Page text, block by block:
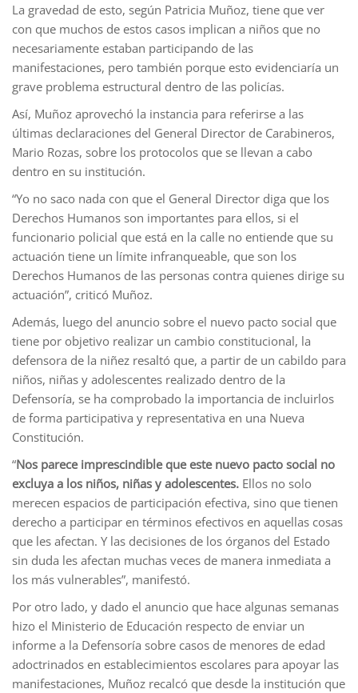
La gravedad de esto, según Patricia Muñoz, tiene que ver
con que muchos de estos casos implican a niños que no
necesariamente estaban participando de las
manifestaciones, pero también porque esto evidenciaría un
grave problema estructural dentro de las policías.
Así, Muñoz aprovechó la instancia para referirse a las
últimas declaraciones del General Director de Carabineros,
Mario Rozas, sobre los protocolos que se llevan a cabo
dentro en su institución.
“Yo no saco nada con que el General Director diga que los
Derechos Humanos son importantes para ellos, si el
funcionario policial que está en la calle no entiende que su
actuación tiene un límite infranqueable, que son los
Derechos Humanos de las personas contra quienes dirige su
actuación”, criticó Muñoz.
Además, luego del anuncio sobre el nuevo pacto social que
tiene por objetivo realizar un cambio constitucional, la
defensora de la niñez resaltó que, a partir de un cabildo para
niños, niñas y adolescentes realizado dentro de la
Defensoría, se ha comprobado la importancia de incluirlos
de forma participativa y representativa en una Nueva
Constitución.
“Nos parece imprescindible que este nuevo pacto social no
excluya a los niños, niñas y adolescentes. Ellos no solo
merecen espacios de participación efectiva, sino que tienen
derecho a participar en términos efectivos en aquellas cosas
que les afectan. Y las decisiones de los órganos del Estado
sin duda les afectan muchas veces de manera inmediata a
los más vulnerables”, manifestó.
Por otro lado, y dado el anuncio que hace algunas semanas
hizo el Ministerio de Educación respecto de enviar un
informe a la Defensoría sobre casos de menores de edad
adoctrinados en establecimientos escolares para apoyar las
manifestaciones, Muñoz recalcó que desde la institución que